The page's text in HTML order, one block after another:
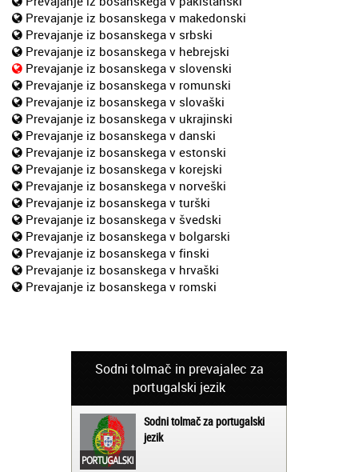
Prevajanje iz bosanskega v makedonski
Prevajanje iz bosanskega v srbski
Prevajanje iz bosanskega v hebrejski
Prevajanje iz bosanskega v slovenski
Prevajanje iz bosanskega v romunski
Prevajanje iz bosanskega v slovaški
Prevajanje iz bosanskega v ukrajinski
Prevajanje iz bosanskega v danski
Prevajanje iz bosanskega v estonski
Prevajanje iz bosanskega v korejski
Prevajanje iz bosanskega v norveški
Prevajanje iz bosanskega v turški
Prevajanje iz bosanskega v švedski
Prevajanje iz bosanskega v bolgarski
Prevajanje iz bosanskega v finski
Prevajanje iz bosanskega v hrvaški
Prevajanje iz bosanskega v romski
Sodni tolmač in prevajalec za
portugalski jezik
Sodni tolmač za portugalski
jezik